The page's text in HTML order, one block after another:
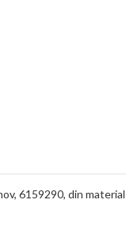
6159290, din material